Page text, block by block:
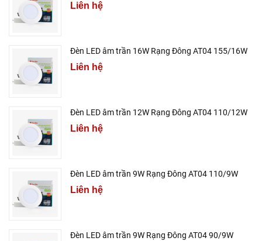
Liên hệ
Đèn LED âm trần 16W Rạng Đông AT04 155/16W
Liên hệ
Đèn LED âm trần 12W Rạng Đông AT04 110/12W
Liên hệ
Đèn LED âm trần 9W Rạng Đông AT04 110/9W
Liên hệ
Đèn LED âm trần 9W Rạng Đông AT04 90/9W